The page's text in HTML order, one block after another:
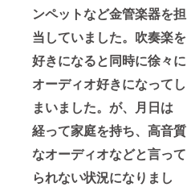
ンペットなど金管楽器を担
当していました。吹奏楽を
好きになると同時に徐々に
オーディオ好きになってし
まいました。が、月日は
経って家庭を持ち、高音質
なオーディオなどと言って
られない状況になりまし